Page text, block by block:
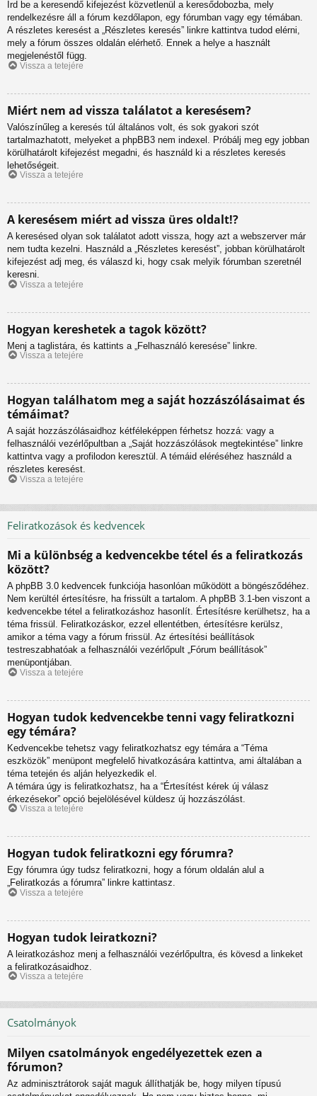
Írd be a keresendő kifejezést közvetlenül a keresődobozba, mely
rendelkezésre áll a fórum kezdőlapon, egy fórumban vagy egy témában.
A részletes keresést a „Részletes keresés” linkre kattintva tudod elérni,
mely a fórum összes oldalán elérhető. Ennek a helye a használt
megjelenéstől függ.
Vissza a tetejére
Miért nem ad vissza találatot a keresésem?
Valószínűleg a keresés túl általános volt, és sok gyakori szót
tartalmazhatott, melyeket a phpBB3 nem indexel. Próbálj meg egy jobban
körülhatárolt kifejezést megadni, és használd ki a részletes keresés
lehetőségeit.
Vissza a tetejére
A keresésem miért ad vissza üres oldalt!?
A keresésed olyan sok találatot adott vissza, hogy azt a webszerver már
nem tudta kezelni. Használd a „Részletes keresést”, jobban körülhatárolt
kifejezést adj meg, és válaszd ki, hogy csak melyik fórumban szeretnél
keresni.
Vissza a tetejére
Hogyan kereshetek a tagok között?
Menj a taglistára, és kattints a „Felhasználó keresése” linkre.
Vissza a tetejére
Hogyan találhatom meg a saját hozzászólásaimat és
témáimat?
A saját hozzászólásaidhoz kétféleképpen férhetsz hozzá: vagy a
felhasználói vezérlőpultban a „Saját hozzászólások megtekintése” linkre
kattintva vagy a profilodon keresztül. A témáid eléréséhez használd a
részletes keresést.
Vissza a tetejére
Feliratkozások és kedvencek
Mi a különbség a kedvencekbe tétel és a feliratkozás
között?
A phpBB 3.0 kedvencek funkciója hasonlóan működött a böngésződéhez.
Nem kerültél értesítésre, ha frissült a tartalom. A phpBB 3.1-ben viszont a
kedvencekbe tétel a feliratkozáshoz hasonlít. Értesítésre kerülhetsz, ha a
téma frissül. Feliratkozáskor, ezzel ellentétben, értesítésre kerülsz,
amikor a téma vagy a fórum frissül. Az értesítési beállítások
testreszabhatóak a felhasználói vezérlőpult „Fórum beállítások”
menüpontjában.
Vissza a tetejére
Hogyan tudok kedvencekbe tenni vagy feliratkozni
egy témára?
Kedvencekbe tehetsz vagy feliratkozhatsz egy témára a “Téma
eszközök” menüpont megfelelő hivatkozására kattintva, ami általában a
téma tetején és alján helyezkedik el.
A témára úgy is feliratkozhatsz, ha a “Értesítést kérek új válasz
érkezésekor” opció bejelölésével küldesz új hozzászólást.
Vissza a tetejére
Hogyan tudok feliratkozni egy fórumra?
Egy fórumra úgy tudsz feliratkozni, hogy a fórum oldalán alul a
„Feliratkozás a fórumra” linkre kattintasz.
Vissza a tetejére
Hogyan tudok leiratkozni?
A leiratkozáshoz menj a felhasználói vezérlőpultra, és kövesd a linkeket
a feliratkozásaidhoz.
Vissza a tetejére
Csatolmányok
Milyen csatolmányok engedélyezettek ezen a
fórumon?
Az adminisztrátorok saját maguk állíthatják be, hogy milyen típusú